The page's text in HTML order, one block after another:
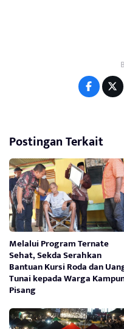
Postingan Terkait
Melalui Program Ternate
Sehat, Sekda Serahkan
Bantuan Kursi Roda dan
Tunai kepada Warga
Pisang